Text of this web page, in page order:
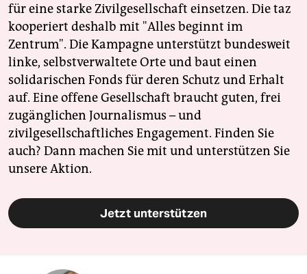
für eine starke Zivilgesellschaft einsetzen. Die taz
kooperiert deshalb mit "Alles beginnt im
Zentrum". Die Kampagne unterstützt bundesweit
linke, selbstverwaltete Orte und baut einen
solidarischen Fonds für deren Schutz und Erhalt
auf. Eine offene Gesellschaft braucht guten, frei
zugänglichen Journalismus – und
zivilgesellschaftliches Engagement. Finden Sie
auch? Dann machen Sie mit und unterstützen Sie
unsere Aktion.
Jetzt unterstützen